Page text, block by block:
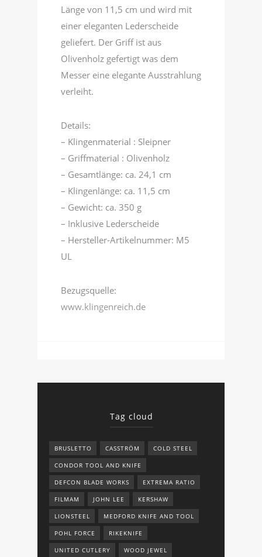
Länge von 11,5 cm und wird mit
einer eleganten Lederscheide
geliefert. Der Griff ist aus
Olivenholz gefertigt was dem
Messer eine elegante Ausstrahlung
verleiht.
Details:
– Klingenmaterial : Sleipner
– Griffmaterial : Olivenholz
– Gesamtlänge: ca. 24,1 cm
– Klingenlänge: ca. 11,5 cm
– Gewicht: ca. 350 g
– Inklusive Lederscheide
– Hersteller-Artikelnummer: M5
UL
Bezugsquelle:
www.klingenreich.de
Tag cloud
BRUSLETTO CASSTRÖM COLD STEEL
CONDOR TOOL AND KNIFE
DEFCON BLADE WORKS EXTREMA RATIO
FILMAM JOHN LEE KERSHAW
LIONSTEEL MEDFORD KNIFE AND TOOL
POHL FORCE RIKEKNIFE
UNITED CUTLERY WOOD JEWEL